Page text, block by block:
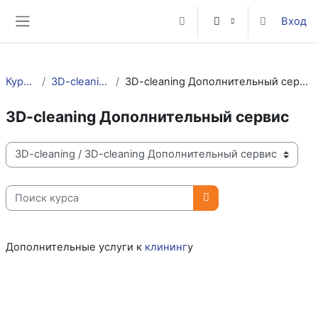
Изменить данные Вход
Курсы 3D-cleaning 3D-cleaning Дополнительный сервис
3D-cleaning Дополнительный сервис
Категории курсов
Поиск курса
Поиск курса
Дополнительные услуги к клинингу